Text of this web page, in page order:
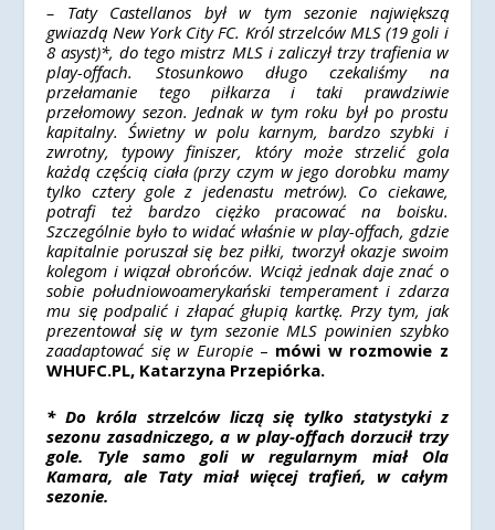
– Taty Castellanos był w tym sezonie największą
gwiazdą New York City FC. Król strzelców MLS (19 goli i
8 asyst)*, do tego mistrz MLS i zaliczył trzy trafienia w
play-offach. Stosunkowo długo czekaliśmy na
przełamanie tego piłkarza i taki prawdziwie
przełomowy sezon. Jednak w tym roku był po prostu
kapitalny. Świetny w polu karnym, bardzo szybki i
zwrotny, typowy finiszer, który może strzelić gola
każdą częścią ciała (przy czym w jego dorobku mamy
tylko cztery gole z jedenastu metrów). Co ciekawe,
potrafi też bardzo ciężko pracować na boisku.
Szczególnie było to widać właśnie w play-offach, gdzie
kapitalnie poruszał się bez piłki, tworzył okazje swoim
kolegom i wiązał obrońców. Wciąż jednak daje znać o
sobie południowoamerykański temperament i zdarza
mu się podpalić i złapać głupią kartkę. Przy tym, jak
prezentował się w tym sezonie MLS powinien szybko
zaadaptować się w Europie– mówi w rozmowie z
WHUFC.PL, Katarzyna Przepiórka.
* Do króla strzelców liczą się tylko statystyki z
sezonu zasadniczego, a w play-offach dorzucił trzy
gole. Tyle samo goli w regularnym miał Ola
Kamara, ale Taty miał więcej trafień, w całym
sezonie.